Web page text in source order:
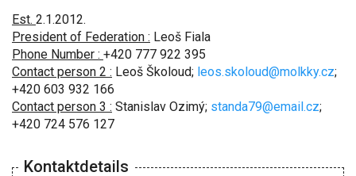
Est. 2.1.2012.
President of Federation : Leoš Fiala
Phone Number : +420 777 922 395
Contact person 2 : Leoš Školoud; leos.skoloud@molkky.cz;
+420 603 932 166
Contact person 3 : Stanislav Ozimý; standa79@email.cz;
+420 724 576 127
Kontaktdetails